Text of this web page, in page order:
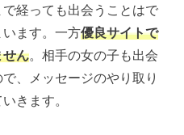
経っても出会うことはで
ます。一方優良サイトで
せん。相手の女の子も出会
、メッセージのやり取り
きます。